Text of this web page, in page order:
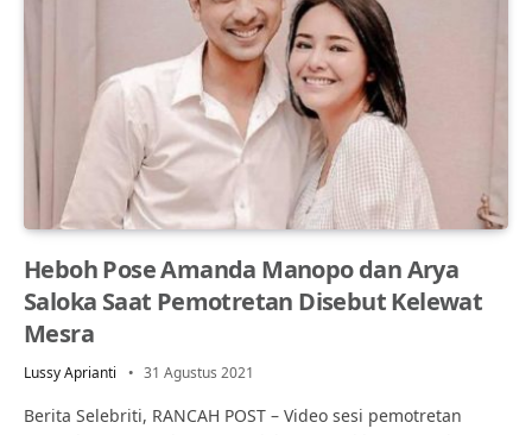
Heboh Pose Amanda Manopo dan Arya
Saloka Saat Pemotretan Disebut Kelewat
Mesra
Lussy Aprianti 31 Agustus 2021
Berita Selebriti, RANCAH POST – Video sesi pemotretan